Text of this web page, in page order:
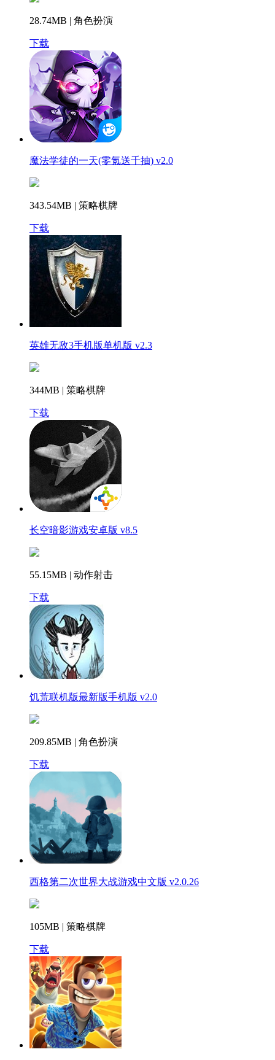
28.74MB | 角色扮演
下载
魔法学徒的一天(零氪送千抽) v2.0
343.54MB | 策略棋牌
下载
英雄无敌3手机版单机版 v2.3
344MB | 策略棋牌
下载
长空暗影游戏安卓版 v8.5
55.15MB | 动作射击
下载
饥荒联机版最新版手机版 v2.0
209.85MB | 角色扮演
下载
西格第二次世界大战游戏中文版 v2.0.26
105MB | 策略棋牌
下载